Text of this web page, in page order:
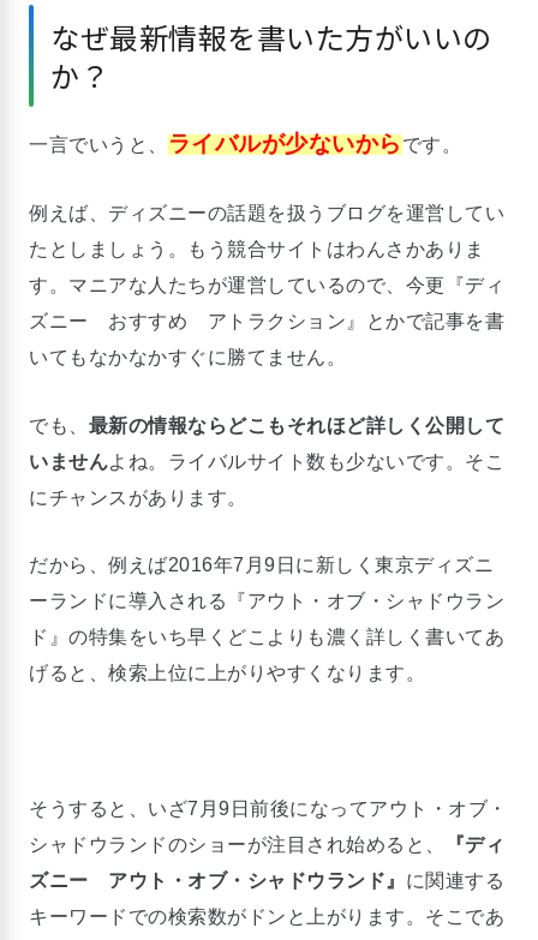
なぜ最新情報を書いた方がいいの
か？
一言でいうと、 ライバルが少ないから です。
例えば、ディズニーの話題を扱うブログを運営してい
たとしましょう。もう競合サイトはわんさかありま
す。マニアな人たちが運営しているので、今更『ディ
ズニー おすすめ アトラクション』とかで記事を書
いてもなかなかすぐに勝てません。
でも、 最新の情報ならどこもそれほど詳しく公開して
いませんよね。ライバルサイト数も少ないです。そこ
にチャンスがあります。
だから、例えば2016年7月9日に新しく東京ディズニ
ーランドに導入される『アウト・オブ・シャドウラン
ド』の特集をいち早くどこよりも濃く詳しく書いてあ
げると、検索上位に上がりやすくなります。
そうすると、いざ7月9日前後になってアウト・オブ・
シャドウランドのショーが注目され始めると、
『ディ
ズニー アウト・オブ・シャドウランド』 に関連する
キーワードでの検索数がドンと上がります。そこであ